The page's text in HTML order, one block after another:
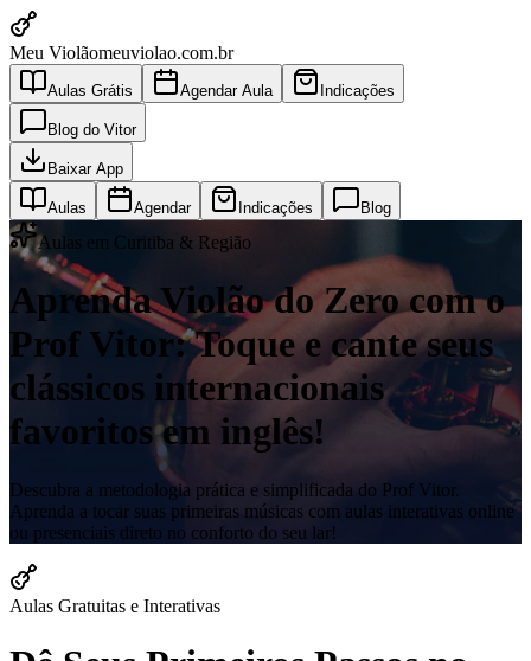
Meu Violãomeuviolao.com.br
Aulas Grátis Agendar Aula Indicações
Blog do Vitor
Baixar App
Aulas Agendar Indicações Blog
Aulas em Curitiba & Região
Aprenda Violão do Zero com o
Prof Vitor: Toque e cante seus
clássicos internacionais
favoritos em inglês!
Descubra a metodologia prática e simplificada do Prof Vitor.
Aprenda a tocar suas primeiras músicas com aulas interativas online
ou presenciais direto no conforto do seu lar!
Aulas Gratuitas e Interativas